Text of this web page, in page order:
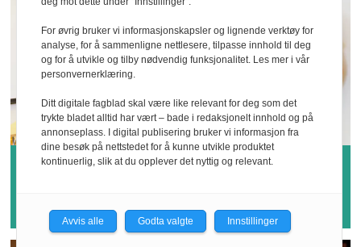
Hvem vinner årets
For øvrig bruker vi informasjonskapsler og lignende verktøy for
analyse, for å sammenligne nettlesere, tilpasse innhold til deg
og for å utvikle og tilby nødvendig funksjonalitet. Les mer i vår
personvernerklæring.
Ditt digitale fagblad skal være like relevant for deg som det
trykte bladet alltid har vært – bade i redaksjonelt innhold og på
annonseplass. I digital publisering bruker vi informasjon fra
dine besøk på nettstedet for å kunne utvikle produktet
kontinuerlig, slik at du opplever det nyttig og relevant.
Avvis alle Godta valgte Innstillinger